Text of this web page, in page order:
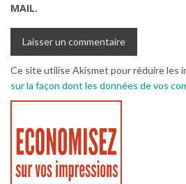
MAIL.
Ce site utilise Akismet pour réduire les
sur la façon dont les données de vos